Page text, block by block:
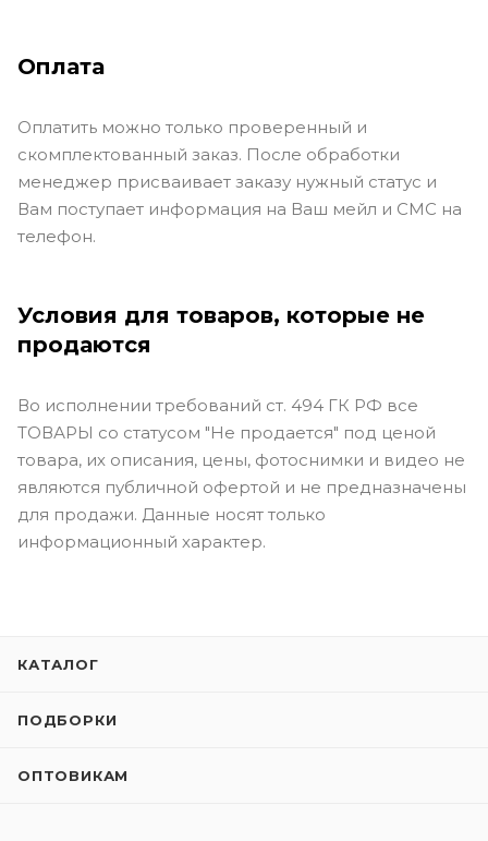
Оплата
Оплатить можно только проверенный и
скомплектованный заказ. После обработки
менеджер присваивает заказу нужный статус и
Вам поступает информация на Ваш мейл и СМС на
телефон.
Условия для товаров, которые не
продаются
Во исполнении требований ст. 494 ГК РФ все
ТОВАРЫ со статусом "Не продается" под ценой
товара, их описания, цены, фотоснимки и видео не
являются публичной офертой и не предназначены
для продажи. Данные носят только
информационный характер.
КАТАЛОГ
ПОДБОРКИ
ОПТОВИКАМ